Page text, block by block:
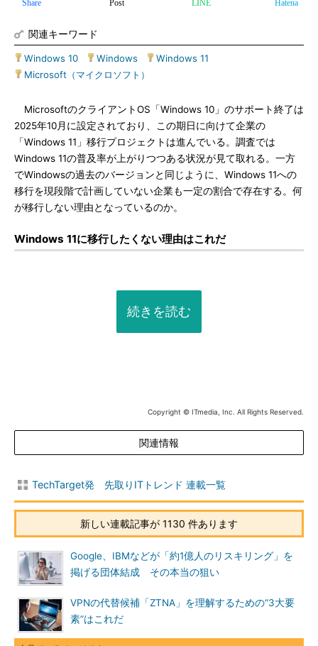
Share Post LINE Hatena
関連キーワード
Windows 10 Windows Windows 11
Microsoft（マイクロソフト）
MicrosoftのクライアントOS「Windows 10」のサポート終了は
2025年10月に設定されており、この期日に向けて企業の
「Windows 11」移行プロジェクトは進んでいる。調査では
Windows 11の普及率が上がりつつある状況が見て取れる。一方
でWindowsの過去のバージョンと同じように、Windows 11への
移行を現段階で計画していない企業も一定の割合で存在する。何
が移行しない理由となっているのか。
Windows 11に移行したくない理由はこれだ
続きを読む
Copyright © ITmedia, Inc. All Rights Reserved.
関連情報
TechTarget発 先取りITトレンド 連載一覧
新しい連載記事が 1130 件あります
Google、IBMなどが「約1億人のリスキリング」を
掲げる団体結成 その本当の狙い
VPNの代替候補「ZTNA」を理解するための“3大要
素”はこれだ